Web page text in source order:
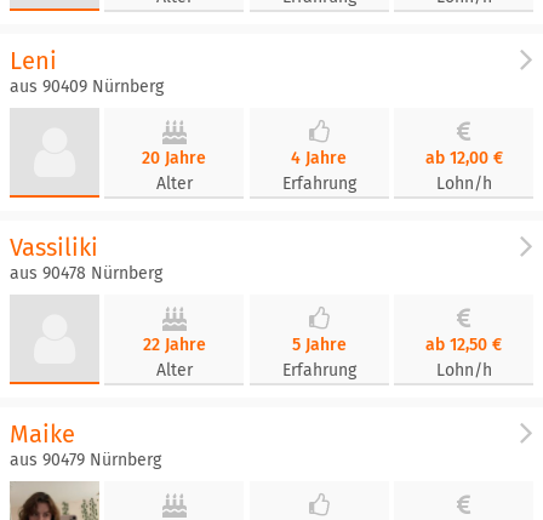
Leni
aus 90409 Nürnberg
20 Jahre
Alter
4 Jahre
Erfahrung
ab 12,00 €
Lohn/h
Vassiliki
aus 90478 Nürnberg
22 Jahre
Alter
5 Jahre
Erfahrung
ab 12,50 €
Lohn/h
Maike
aus 90479 Nürnberg